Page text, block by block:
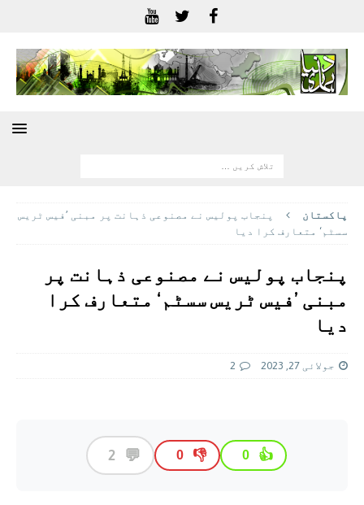
پاکستان
پنجاب پولیس نے مصنوعی ذہانت پر مبنی ’فیس ٹریس
سسٹم‘ متعارف کرا دیا
پنجاب پولیس نے مصنوعی ذہانت پر
مبنی ’فیس ٹریس سسٹم‘ متعارف کرا
دیا
جولائی 27, 2023 2
👍
0
👎
0
💬
2